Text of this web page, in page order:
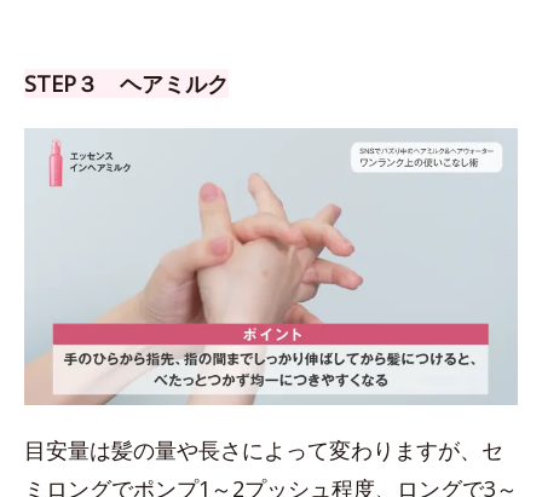
STEP３ ヘアミルク
目安量は髪の量や長さによって変わりますが、セ
ミロングでポンプ1～2プッシュ程度、ロングで3～